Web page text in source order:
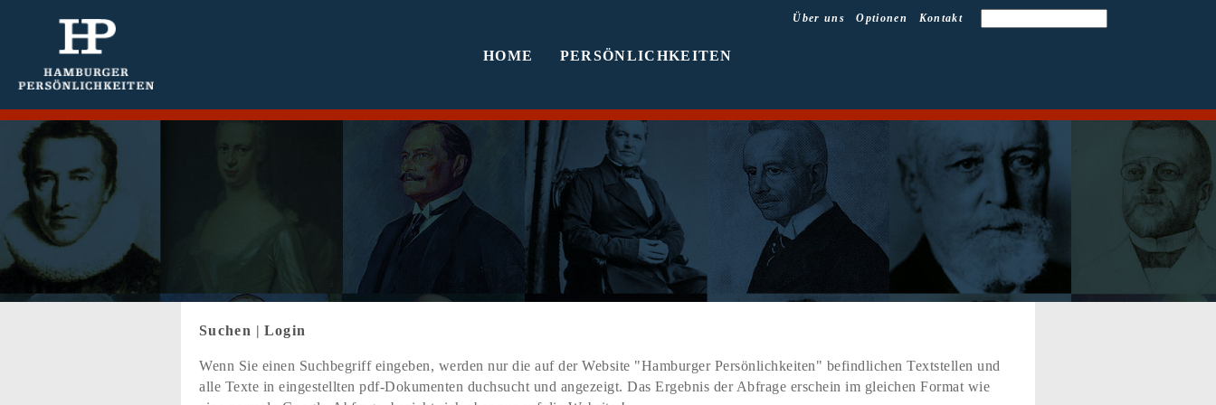
HOME PERSÖNLICHKEITEN
Über uns Optionen Kontakt
Suchen | Login
Wenn Sie einen Suchbegriff eingeben, werden nur die auf der Website "Hamburger Persönlichkeiten" befindlichen Textstellen und
alle Texte in eingestellten pdf-Dokumenten duchsucht und angezeigt. Das Ergebnis der Abfrage erschein im gleichen Format wie